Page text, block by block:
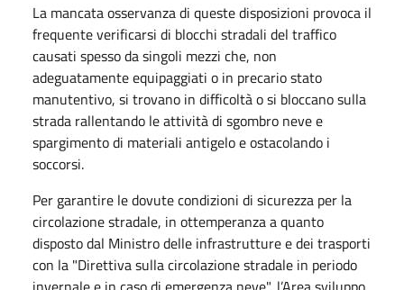
La mancata osservanza di queste disposizioni provoca il
frequente verificarsi di blocchi stradali del traffico
causati spesso da singoli mezzi che, non
adeguatamente equipaggiati o in precario stato
manutentivo, si trovano in difficoltà o si bloccano sulla
strada rallentando le attività di sgombro neve e
spargimento di materiali antigelo e ostacolando i
soccorsi.
Per garantire le dovute condizioni di sicurezza per la
circolazione stradale, in ottemperanza a quanto
disposto dal Ministro delle infrastrutture e dei trasporti
con la "Direttiva sulla circolazione stradale in periodo